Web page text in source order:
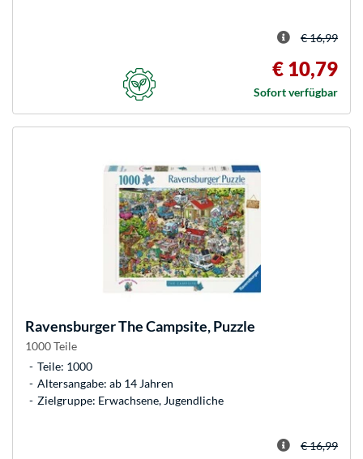
€ 16,99
€ 10,79
Sofort verfügbar
RavensburgerThe Campsite, Puzzle
1000 Teile
Teile: 1000
Altersangabe: ab 14 Jahren
Zielgruppe: Erwachsene, Jugendliche
€ 16,99